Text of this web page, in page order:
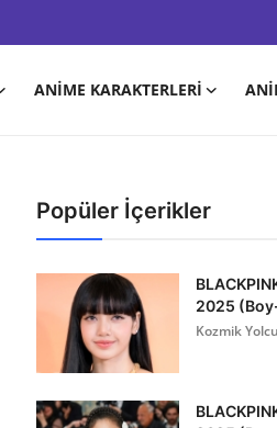
ANIME KARAKTERLERI
Popüler İçerikler
2025
Kozmik Yolcu